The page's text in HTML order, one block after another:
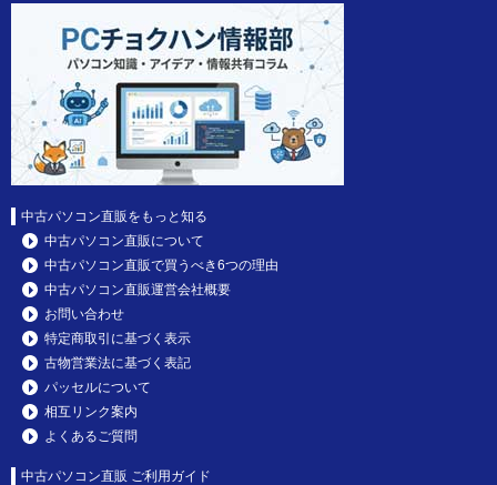
中古パソコン直販をもっと知る
中古パソコン直販について
中古パソコン直販で買うべき6つの理由
中古パソコン直販運営会社概要
お問い合わせ
特定商取引に基づく表示
古物営業法に基づく表記
パッセルについて
相互リンク案内
よくあるご質問
中古パソコン直販 ご利用ガイド